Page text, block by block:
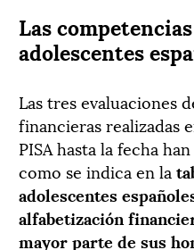
Las
adolescentes
Las tres evaluaciones
financieras realizadas
PISA hasta la fecha
como se indica en la
adolescentes
alfabetización
mayor parte de sus